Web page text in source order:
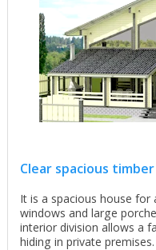
Clear spacious
It is a spacious house
windows and large
interior division allows a
hiding in private